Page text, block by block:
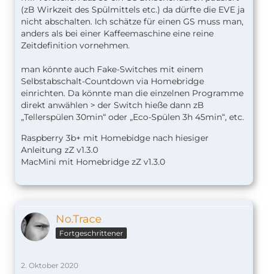
(zB Wirkzeit des Spülmittels etc.) da dürfte die EVE ja
nicht abschalten. Ich schätze für einen GS muss man,
anders als bei einer Kaffeemaschine eine reine
Zeitdefinition vornehmen.
man könnte auch Fake-Switches mit einem
Selbstabschalt-Countdown via Homebridge
einrichten. Da könnte man die einzelnen Programme
direkt anwählen > der Switch hieße dann zB
„Tellerspülen 30min“ oder „Eco-Spülen 3h 45min“, etc.
Raspberry 3b+ mit Homebidge nach hiesiger
Anleitung zZ v1.3.0
MacMini mit Homebridge zZ v1.3.0
No.Trace
Fortgeschrittener
2. Oktober 2020